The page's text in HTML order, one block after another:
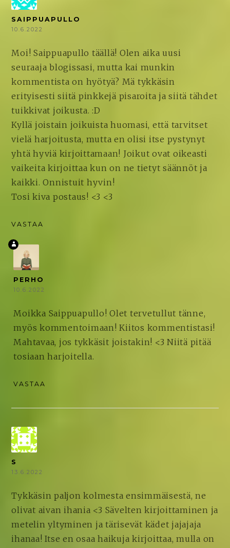
SAIPPUAPULLO
10.6.2022
Moi! Saippuapullo täällä! Olen aika uusi
seuraaja blogissasi, mutta kai munkin
kommentista on hyötyä? Mä tykkäsin
erityisesti siitä pinkkejä pisaroita ja siitä tähdet
tuikkivat joikusta. :D
Kyllä joistain joikuista huomasi, että tarvitset
vielä harjoitusta, mutta en olisi itse pystynyt
yhtä hyviä kirjoittamaan! Joikut ovat oikeasti
vaikeita kirjoittaa kun on ne tietyt säännöt ja
kaikki. Onnistuit hyvin!
Tosi kiva postaus! <3 <3
VASTAA
PERHO
10.6.2022
Moikka Saippuapullo! Olet tervetullut tänne,
myös kommentoimaan! Kiitos kommentistasi!
Mahtavaa, jos tykkäsit joistakin! <3 Niitä pitää
tosiaan harjoitella.
VASTAA
S
13.6.2022
Tykkäsin paljon kolmesta ensimmäisestä, ne
olivat aivan ihania <3 Sävelten kirjoittaminen ja
metelin yltyminen ja tärisevät kädet jajajaja
ihanaa! Itse en osaa haikuja kirjoittaa, mulla on